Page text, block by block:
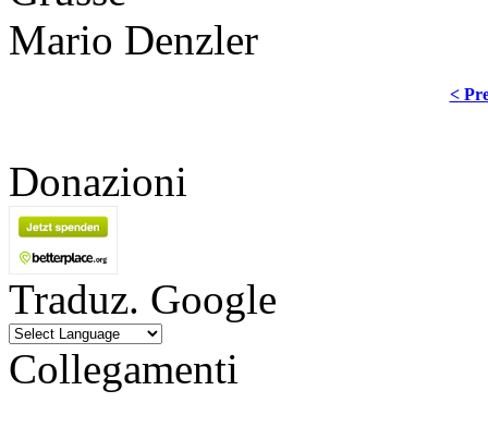
Mario Denzler
<
Donazioni
Traduz. Google
Collegamenti